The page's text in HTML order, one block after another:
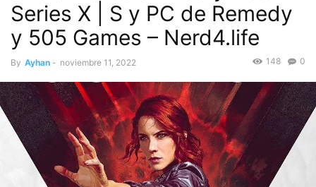
Series X | S y PC de Remedy
y 505 Games – Nerd4.life
By Ayhan - noviembre 11, 2022 0
148